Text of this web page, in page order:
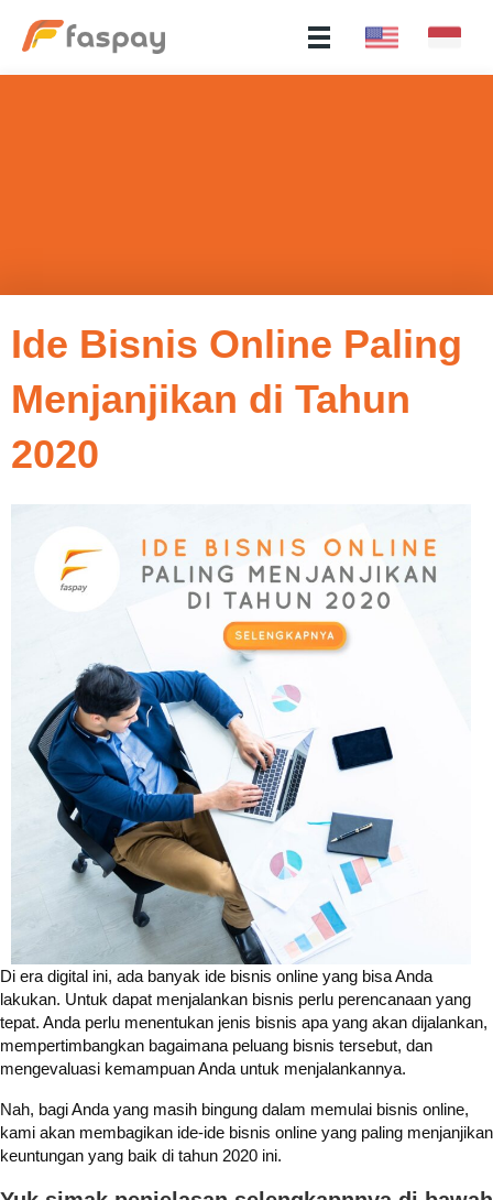
Ide Bisnis Online Paling
Menjanjikan di Tahun
2020
Di era digital ini, ada banyak ide bisnis online yang bisa Anda
lakukan. Untuk dapat menjalankan bisnis perlu perencanaan yang
tepat. Anda perlu menentukan jenis bisnis apa yang akan dijalankan,
mempertimbangkan bagaimana peluang bisnis tersebut, dan
mengevaluasi kemampuan Anda untuk menjalankannya.
Nah, bagi Anda yang masih bingung dalam memulai bisnis online,
kami akan membagikan ide-ide bisnis online yang paling menjanjikan
keuntungan yang baik di tahun 2020 ini.